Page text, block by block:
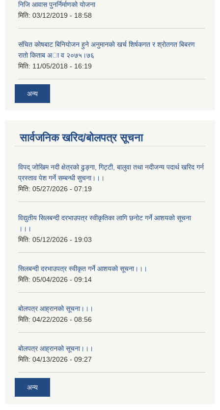
निजि आवास पुनर्निर्माणको योजना
मिति: 03/12/2019 - 18:58
संचित काेषबाट बिनियाेजन हुने अनुमानकाे खर्च शिर्षकगत र श्राेतगत बिबरण
राताे किताब अा‍ व २‍०७५।७६
मिति: 11/05/2018 - 16:19
अन्य
सार्वजनिक खरिद/बोलपत्र सूचना
विपद् जोखिम नदी क्षेत्रको ढुङ्गा, गिट्टी, बालुवा तथा नदीजन्य पदार्थ खरिद गर्न
प्रस्ताव पेश गर्ने सम्बन्धी सुचना।।।
मिति: 05/27/2026 - 07:19
विद्युतीय सिलबन्दी दरभाउपत्र स्वीकृतिका लागि छनोट गर्ने आशयको सूचना
।।।
मिति: 05/12/2026 - 19:03
सिलबन्दी दरभाउपत्र स्वीकृत गर्ने आशयको सूचना।।।
मिति: 05/04/2026 - 09:14
बोलपत्र आह्रानको सूचना।।।
मिति: 04/22/2026 - 08:56
बोलपत्र आह्रानको सूचना।।।
मिति: 04/13/2026 - 09:27
अन्य